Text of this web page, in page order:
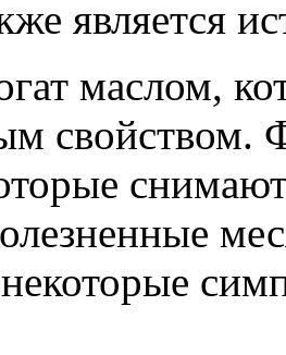
является
маслом,
свойством.